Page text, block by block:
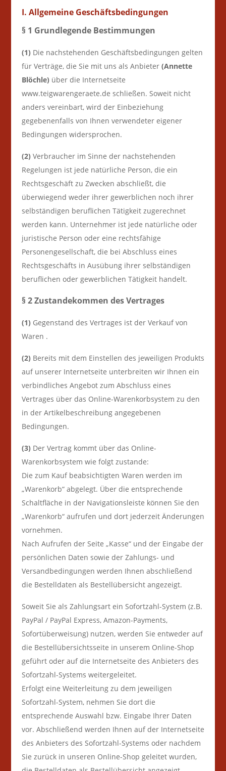
I. Allgemeine Geschäftsbedingungen
§ 1 Grundlegende Bestimmungen
(1) Die nachstehenden Geschäftsbedingungen gelten
für Verträge, die Sie mit uns als Anbieter (Annette
Blöchle) über die Internetseite
www.teigwarengeraete.de schließen. Soweit nicht
anders vereinbart, wird der Einbeziehung
gegebenenfalls von Ihnen verwendeter eigener
Bedingungen widersprochen.
(2) Verbraucher im Sinne der nachstehenden
Regelungen ist jede natürliche Person, die ein
Rechtsgeschäft zu Zwecken abschließt, die
überwiegend weder ihrer gewerblichen noch ihrer
selbständigen beruflichen Tätigkeit zugerechnet
werden kann. Unternehmer ist jede natürliche oder
juristische Person oder eine rechtsfähige
Personengesellschaft, die bei Abschluss eines
Rechtsgeschäfts in Ausübung ihrer selbständigen
beruflichen oder gewerblichen Tätigkeit handelt.
§ 2 Zustandekommen des Vertrages
(1) Gegenstand des Vertrages ist der Verkauf von
Waren .
(2) Bereits mit dem Einstellen des jeweiligen Produkts
auf unserer Internetseite unterbreiten wir Ihnen ein
verbindliches Angebot zum Abschluss eines
Vertrages über das Online-Warenkorbsystem zu den
in der Artikelbeschreibung angegebenen
Bedingungen.
(3) Der Vertrag kommt über das Online-
Warenkorbsystem wie folgt zustande:
Die zum Kauf beabsichtigten Waren werden im
„Warenkorb“ abgelegt. Über die entsprechende
Schaltfläche in der Navigationsleiste können Sie den
„Warenkorb“ aufrufen und dort jederzeit Änderungen
vornehmen.
Nach Aufrufen der Seite „Kasse“ und der Eingabe der
persönlichen Daten sowie der Zahlungs- und
Versandbedingungen werden Ihnen abschließend
die Bestelldaten als Bestellübersicht angezeigt.
Soweit Sie als Zahlungsart ein Sofortzahl-System (z.B.
PayPal / PayPal Express, Amazon-Payments,
Sofortüberweisung) nutzen, werden Sie entweder auf
die Bestellübersichtsseite in unserem Online-Shop
geführt oder auf die Internetseite des Anbieters des
Sofortzahl-Systems weitergeleitet.
Erfolgt eine Weiterleitung zu dem jeweiligen
Sofortzahl-System, nehmen Sie dort die
entsprechende Auswahl bzw. Eingabe Ihrer Daten
vor. Abschließend werden Ihnen auf der Internetseite
des Anbieters des Sofortzahl-Systems oder nachdem
Sie zurück in unseren Online-Shop geleitet wurden,